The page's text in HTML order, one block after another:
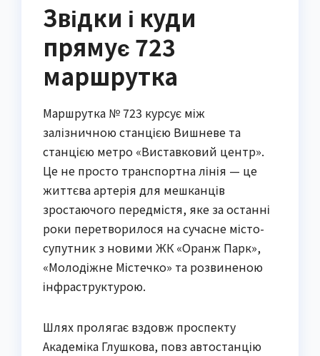
Звідки і куди
прямує 723
маршрутка
Маршрутка № 723 курсує між
залізничною станцією Вишневе та
станцією метро «Виставковий центр».
Це не просто транспортна лінія — це
життєва артерія для мешканців
зростаючого передмістя, яке за останні
роки перетворилося на сучасне місто-
супутник з новими ЖК «Оранж Парк»,
«Молодіжне Містечко» та розвиненою
інфраструктурою.
Шлях пролягає вздовж проспекту
Академіка Глушкова, повз автостанцію